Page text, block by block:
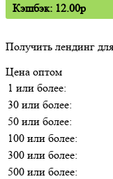
Кэшбэк: 12.00p
Получить лендинг
Цена оптом
1 или более:
30 или более:
50 или более:
100 или более:
300 или более:
500 или более: